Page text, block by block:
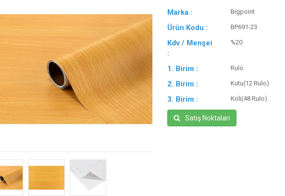
Marka : Bigpoint
Ürün Kodu : BP691-23
Kdv / Menşei
:
%20
1. Birim : Rulo
2. Birim : Kutu(12 Rulo)
3. Birim : Koli(48 Rulo)
Satış Noktaları